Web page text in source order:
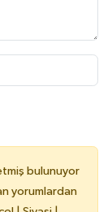
bulunuyor
yorumlardan